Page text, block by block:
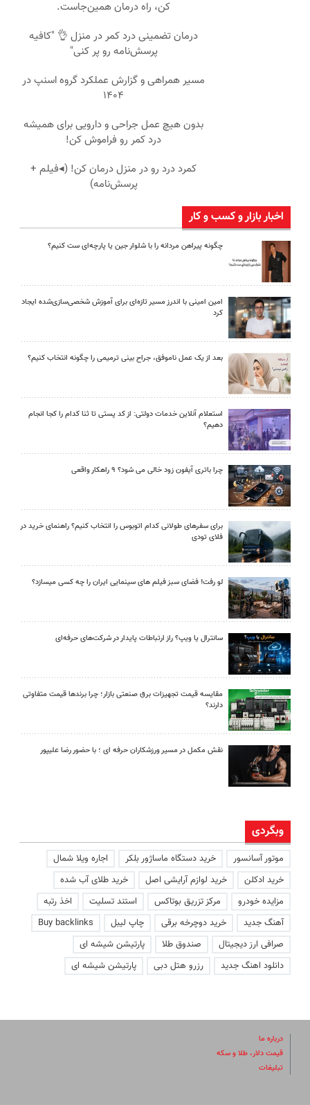
کن، راه درمان همین‌جاست.
درمان تضمینی درد کمر در منزل 👌 "کافیه
پرسش‌نامه رو پر کنی"
مسیر همراهی و گزارش عملکرد گروه اسنپ در
۱۴۰۴
بدون هیچ عمل جراحی و دارویی برای همیشه
درد کمر رو فراموش کن!
کمرد درد رو در منزل درمان کن! (◂فیلم +
پرسش‌نامه)
اخبار بازار و کسب و کار
چگونه پیراهن مردانه را با شلوار جین یا پارچه‌ای ست کنیم؟
امین امینی با اندرز مسیر تازه‌ای برای آموزش شخصی‌سازی‌شده ایجاد
کرد
بعد از یک عمل ناموفق، جراح بینی ترمیمی را چگونه انتخاب کنیم؟
استعلام آنلاین خدمات دولتی: از کد پستی تا ثنا کدام را کجا انجام
دهیم؟
چرا باتری آیفون زود خالی می شود؟ ۹ راهکار واقعی
برای سفرهای طولانی کدام اتوبوس را انتخاب کنیم؟ راهنمای خرید در
فلای تودی
لو رفت! فضای سبز فیلم های سینمایی ایران را چه کسی میسازد؟
سانترال یا ویپ؟ راز ارتباطات پایدار در شرکت‌های حرفه‌ای
مقایسه قیمت تجهیزات برق صنعتی بازار؛ چرا برندها قیمت متفاوتی
دارند؟
نقش مکمل در مسیر ورزشکاران حرفه ای ؛ با حضور رضا علیپور
وبگردی
موتور آسانسور خرید دستگاه ماساژور بلکر
اجاره ویلا شمال
خرید ادکلن
خرید لوازم آرایشی اصل
خرید طلای آب شده
مزایده خودرو
مرکز تزریق بوتاکس استند تسلیت
اخذ رتبه
آهنگ جدید
خرید دوچرخه برقی چاپ لیبل
Buy backlinks
صرافی ارز دیجیتال
صندوق طلا
پارتیشن شیشه ای
دانلود اهنگ جدید
رزرو هتل دبی پارتیشن شیشه ای
درباره ما
قیمت دلار، طلا و سکه
تبلیغات